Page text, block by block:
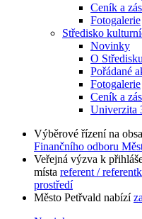
Ceník a
Fotogalerie
Středisko
Novinky
O
Pořádané
Fotogalerie
Ceník a
Univerzita
Výběrové řízení na
Finančního odboru
Veřejná výzva k
místa referent /
prostředí
Město Petřvald nabízí